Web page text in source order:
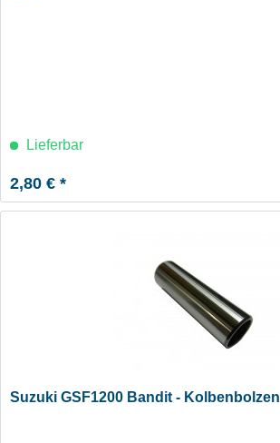
Lieferbar
2,80 € *
Suzuki GSF1200 Bandit - Kolbenbolzen